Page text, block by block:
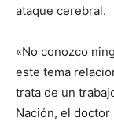
ataque cerebral.
«No conozco
este tema
trata de un
Nación, el